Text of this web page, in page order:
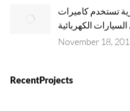
تستخدم كاميرات
الكهربائية
November 18,
RecentProjects